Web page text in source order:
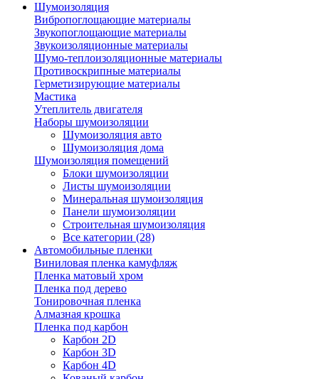
Шумоизоляция
Вибропоглощающие материалы
Звукопоглощающие материалы
Звукоизоляционные материалы
Шумо-теплоизоляционные материалы
Противоскрипные материалы
Герметизирующие материалы
Мастика
Утеплитель двигателя
Наборы шумоизоляции
Шумоизоляция авто
Шумоизоляция дома
Шумоизоляция помещений
Блоки шумоизоляции
Листы шумоизоляции
Минеральная шумоизоляция
Панели шумоизоляции
Строительная шумоизоляция
Все категории (28)
Автомобильные пленки
Виниловая пленка камуфляж
Пленка матовый хром
Пленка под дерево
Тонировочная пленка
Алмазная крошка
Пленка под карбон
Карбон 2D
Карбон 3D
Карбон 4D